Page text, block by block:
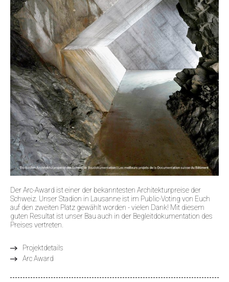
Der Arc-Award ist einer der bekanntesten Architekturpreise der
Schweiz. Unser Stadion in Lausanne ist im Public-Voting von Euch
auf den zweiten Platz gewählt worden - vielen Dank! Mit diesem
guten Resultat ist unser Bau auch in der Begleitdokumentation des
Preises vertreten.
Projektdetails
Arc Award